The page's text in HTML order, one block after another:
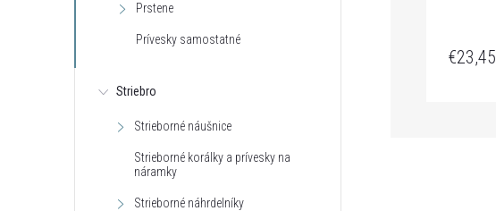
Prstene
Prívesky samostatné
Striebro
Strieborné náušnice
Strieborné korálky a prívesky na
náramky
Strieborné náhrdelníky
€23,45